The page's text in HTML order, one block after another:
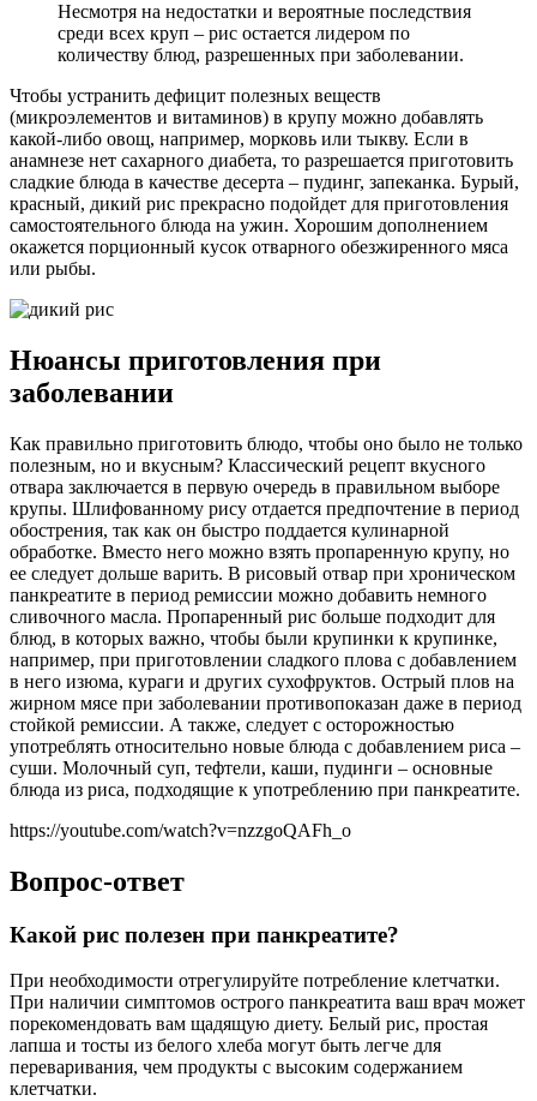
Несмотря на недостатки и вероятные последствия
среди всех круп – рис остается лидером по
количеству блюд, разрешенных при заболевании.
Чтобы устранить дефицит полезных веществ
(микроэлементов и витаминов) в крупу можно добавлять
какой-либо овощ, например, морковь или тыкву. Если в
анамнезе нет сахарного диабета, то разрешается приготовить
сладкие блюда в качестве десерта – пудинг, запеканка. Бурый,
красный, дикий рис прекрасно подойдет для приготовления
самостоятельного блюда на ужин. Хорошим дополнением
окажется порционный кусок отварного обезжиренного мяса
или рыбы.
Нюансы приготовления при
заболевании
Как правильно приготовить блюдо, чтобы оно было не только
полезным, но и вкусным? Классический рецепт вкусного
отвара заключается в первую очередь в правильном выборе
крупы. Шлифованному рису отдается предпочтение в период
обострения, так как он быстро поддается кулинарной
обработке. Вместо него можно взять пропаренную крупу, но
ее следует дольше варить. В рисовый отвар при хроническом
панкреатите в период ремиссии можно добавить немного
сливочного масла. Пропаренный рис больше подходит для
блюд, в которых важно, чтобы были крупинки к крупинке,
например, при приготовлении сладкого плова с добавлением
в него изюма, кураги и других сухофруктов. Острый плов на
жирном мясе при заболевании противопоказан даже в период
стойкой ремиссии. А также, следует с осторожностью
употреблять относительно новые блюда с добавлением риса –
суши. Молочный суп, тефтели, каши, пудинги – основные
блюда из риса, подходящие к употреблению при панкреатите.
https://youtube.com/watch?v=nzzgoQAFh_o
Вопрос-ответ
Какой рис полезен при панкреатите?
При необходимости отрегулируйте потребление клетчатки.
При наличии симптомов острого панкреатита ваш врач может
порекомендовать вам щадящую диету. Белый рис, простая
лапша и тосты из белого хлеба могут быть легче для
переваривания, чем продукты с высоким содержанием
клетчатки.